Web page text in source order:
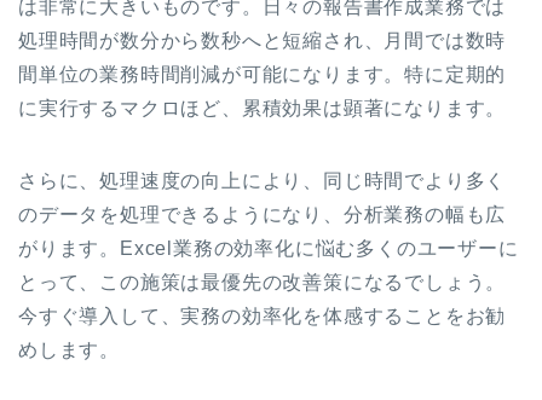
は非常に大きいものです。日々の報告書作成業務では
処理時間が数分から数秒へと短縮され、月間では数時
間単位の業務時間削減が可能になります。特に定期的
に実行するマクロほど、累積効果は顕著になります。
さらに、処理速度の向上により、同じ時間でより多く
のデータを処理できるようになり、分析業務の幅も広
がります。Excel業務の効率化に悩む多くのユーザーに
とって、この施策は最優先の改善策になるでしょう。
今すぐ導入して、実務の効率化を体感することをお勧
めします。